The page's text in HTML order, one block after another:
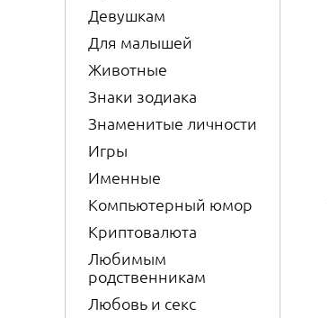
Девушкам
Для малышей
Животные
Знаки зодиака
Знаменитые личности
Игры
Именные
Компьютерный юмор
Криптовалюта
Любимым
родственникам
Любовь и секс